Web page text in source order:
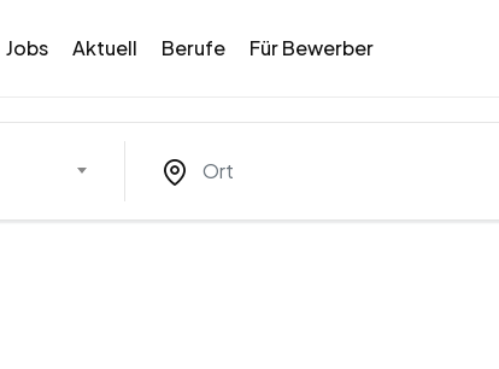
Jobs Aktuell Berufe Für Bewerber